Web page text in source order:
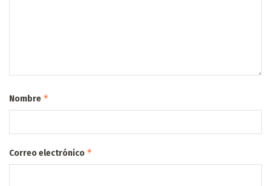
Nombre *
Correo electrónico *